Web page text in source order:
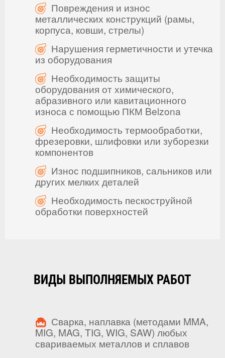
Повреждения и износ
металлических конструкций (рамы,
корпуса, ковши, стрелы)
Нарушения герметичности и утечка
из оборудования
Необходимость защиты
оборудования от химического,
абразивного или кавитационного
износа с помощью ПКМ Belzona
Необходимость термообработки,
фрезеровки, шлифовки или зуборезки
компонентов
Износ подшипников, сальников или
других мелких деталей
Необходимость пескоструйной
обработки поверхностей
ВИДЫ ВЫПОЛНЯЕМЫХ РАБОТ
Сварка, наплавка (методами MMA,
MIG, MAG, TIG, WIG, SAW) любых
свариваемых металлов и сплавов